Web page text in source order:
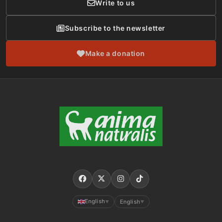
Write to us
Subscribe to the newsletter
Make a donation
English ▼ English ▼